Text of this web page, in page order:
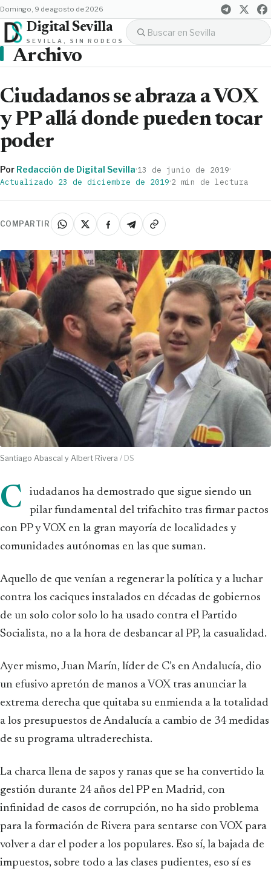
domingo, 9 de agosto de 2026
Digital Sevilla
SEVILLA, SIN RODEOS
Archivo
Ciudadanos se abraza a VOX
y PP allá donde pueden tocar
poder
Por Redacción de Digital Sevilla·13 de junio de 2019·
Actualizado 23 de diciembre de 2019·2 min de lectura
COMPARTIR
Santiago Abascal y Albert Rivera / DS
C
iudadanos ha demostrado que sigue siendo un
pilar fundamental del trifachito tras firmar pactos
con PP y VOX en la gran mayoría de localidades y
comunidades autónomas en las que suman.
Aquello de que venían a regenerar la política y a luchar
contra los caciques instalados en décadas de gobiernos
de un solo color solo lo ha usado contra el Partido
Socialista, no a la hora de desbancar al PP, la casualidad.
Ayer mismo, Juan Marín, líder de C’s en Andalucía, dio
un efusivo apretón de manos a VOX tras anunciar la
extrema derecha que quitaba su enmienda a la totalidad
a los presupuestos de Andalucía a cambio de 34 medidas
de su programa ultraderechista.
La charca llena de sapos y ranas que se ha convertido la
gestión durante 24 años del PP en Madrid, con
infinidad de casos de corrupción, no ha sido problema
para la formación de Rivera para sentarse con VOX para
volver a dar el poder a los populares. Eso sí, la bajada de
impuestos, sobre todo a las clases pudientes, eso sí es